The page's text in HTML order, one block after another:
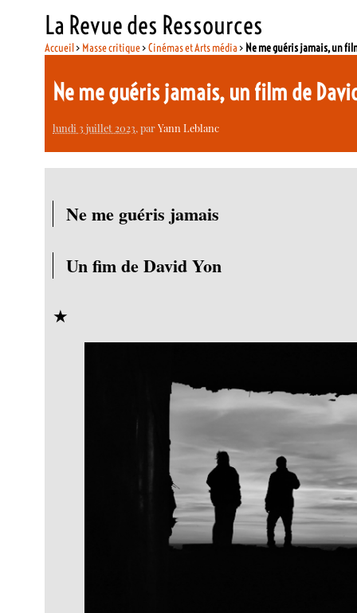
La Revue des Ressources
Accueil> Masse critique>Cinémas et Arts média > Ne me guéris jamais, un
Ne me guéris jamais, un film de
lundi 3 juillet 2023, parYann Leblanc
Ne me guéris jamais
Un fim de David Yon
★